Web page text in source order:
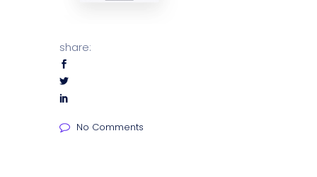
share:
No Comments